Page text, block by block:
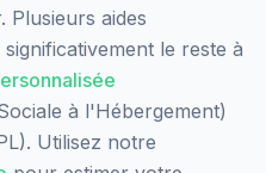
Plusieurs aides
le reste à
à l'Hébergement)
Utilisez notre